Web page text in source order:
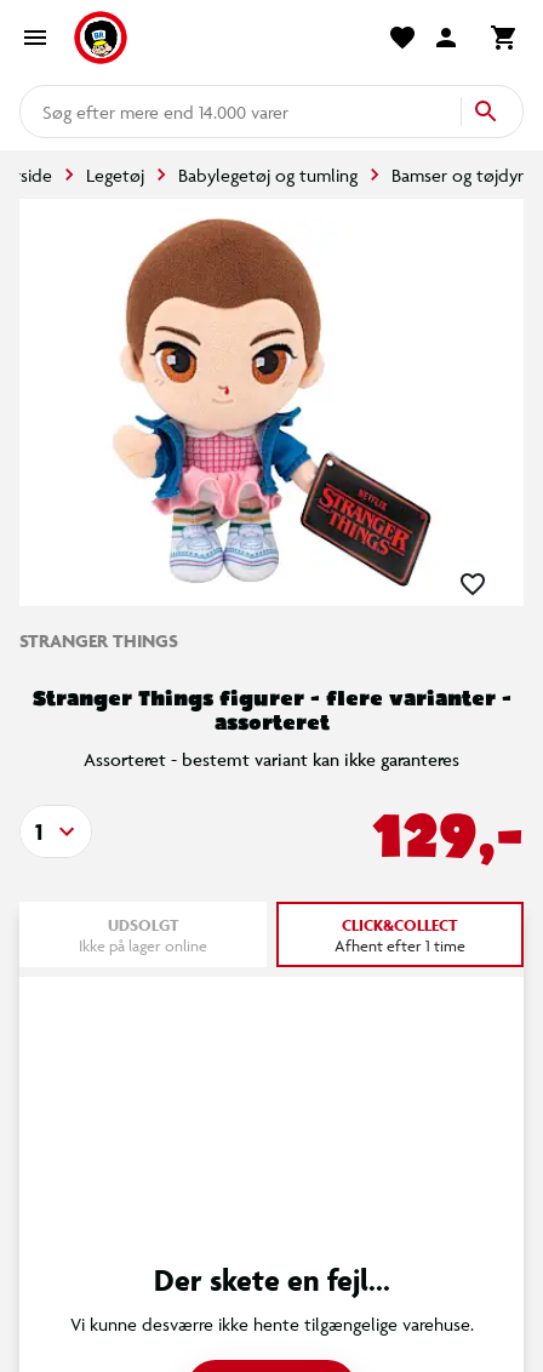
mere end 14.000 varer
Legetøj Babylegetøj og tumling Bamser og tøjdyr
STRANGER THINGS
Stranger Things figurer - flere varianter -
assorteret
Assorteret - bestemt variant kan ikke garanteres
129,-
1
UDSOLGT
Ikke på lager online
CLICK&COLLECT
Afhent efter 1 time
Der skete en fejl...
Vi kunne desværre ikke hente tilgængelige varehuse.